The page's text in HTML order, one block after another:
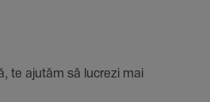
ajutăm să lucrezi mai